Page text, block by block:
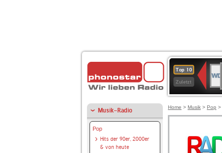
Top 10
Zuletzt
2
Musik-Radio
Pop
Hits der 90er, 2000er
& von heute
Home > Musik > Pop >